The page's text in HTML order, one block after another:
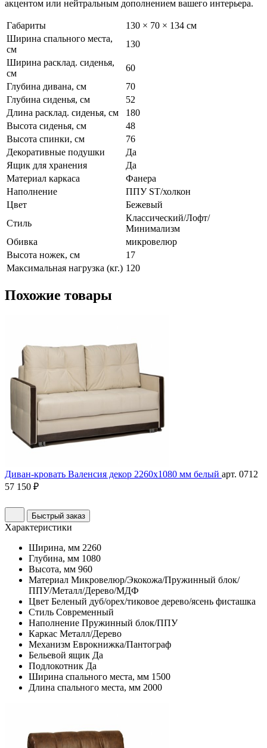
акцентом или нейтральным дополнением вашего интерьера.
Габариты
130 × 70 × 134 см
Ширина спального места,
см
130
Ширина расклад. сиденья,
см
60
Глубина дивана, см
70
Глубина сиденья, см
52
Длина расклад. сиденья, см
180
Высота сиденья, см
48
Высота спинки, см
76
Декоративные подушки
Да
Ящик для хранения
Да
Материал каркаса
Фанера
Наполнение
ППУ ST/холкон
Цвет
Бежевый
Стиль
Классический/Лофт/
Минимализм
Обивка
микровелюр
Высота ножек, см
17
Максимальная нагрузка (кг.) 120
Похожие товары
Диван-кровать Валенсия декор 2260х1080 мм белый арт. 0712
57 150 ₽
Быстрый заказ
Характеристики
Ширина, мм 2260
Глубина, мм 1080
Высота, мм 960
Материал Микровелюр/Экокожа/Пружинный блок/
ППУ/Металл/Дерево/МДФ
Цвет Беленый дуб/орех/тиковое дерево/ясень фисташка
Стиль Современный
Наполнение Пружинный блок/ППУ
Каркас Металл/Дерево
Механизм Еврокнижка/Пантограф
Бельевой ящик Да
Подлокотник Да
Ширина спального места, мм 1500
Длина спального места, мм 2000